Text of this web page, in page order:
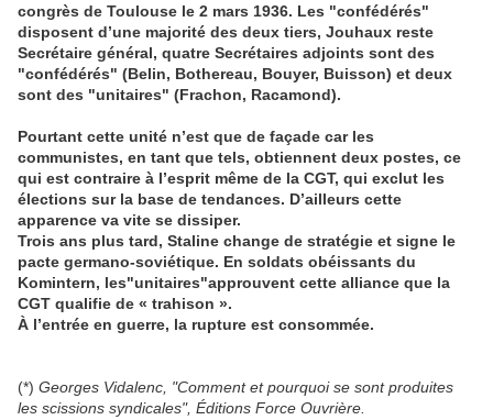
congrès de Toulouse le 2 mars 1936. Les "confédérés"
disposent d’une majorité des deux tiers, Jouhaux reste
Secrétaire général, quatre Secrétaires adjoints sont des
"confédérés" (Belin, Bothereau, Bouyer, Buisson) et deux
sont des "unitaires" (Frachon, Racamond).
Pourtant cette unité n’est que de façade car les
communistes, en tant que tels, obtiennent deux postes, ce
qui est contraire à l’esprit même de la CGT, qui exclut les
élections sur la base de tendances. D’ailleurs cette
apparence va vite se dissiper.
Trois ans plus tard, Staline change de stratégie et signe le
pacte germano-soviétique. En soldats obéissants du
Komintern, les"unitaires"approuvent cette alliance que la
CGT qualifie de « trahison ».
À l’entrée en guerre, la rupture est consommée.
(*) Georges Vidalenc, "Comment et pourquoi se sont produites
les scissions syndicales", Éditions Force Ouvrière.